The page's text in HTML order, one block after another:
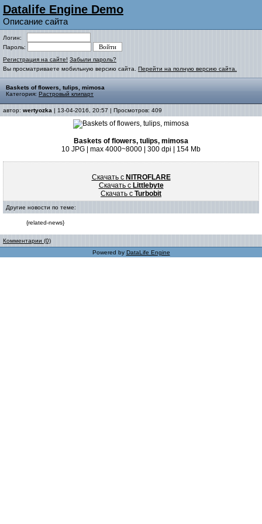
Datalife Engine Demo
Описание сайта
Логин:
Пароль:
Регистрация на сайте! Забыли пароль?
Вы просматриваете мобильную версию сайта. Перейти на полную версию сайта.
Baskets of flowers, tulips, mimosa
Категория: Растровый клипарт
автор: wertyozka | 13-04-2016, 20:57 | Просмотров: 409
Baskets of flowers, tulips, mimosa
10 JPG | max 4000~8000 | 300 dpi | 154 Mb
Скачать с NITROFLARE
Скачать с Littlebyte
Скачать с Turbobit
Другие новости по теме:
{related-news}
Комментарии (0)
Powered by DataLife Engine